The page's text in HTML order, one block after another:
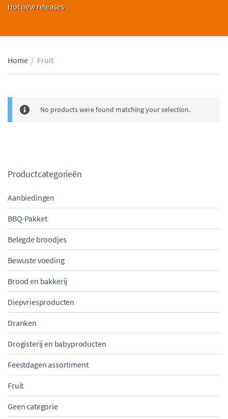
Hot new releases
Home / Fruit
No products were found matching your selection.
Productcategorieën
Aanbiedingen
BBQ-Pakket
Belegde broodjes
Bewuste voeding
Brood en bakkerij
Diepvriesproducten
Dranken
Drogisterij en babyproducten
Feestdagen assortiment
Fruit
Geen categorie